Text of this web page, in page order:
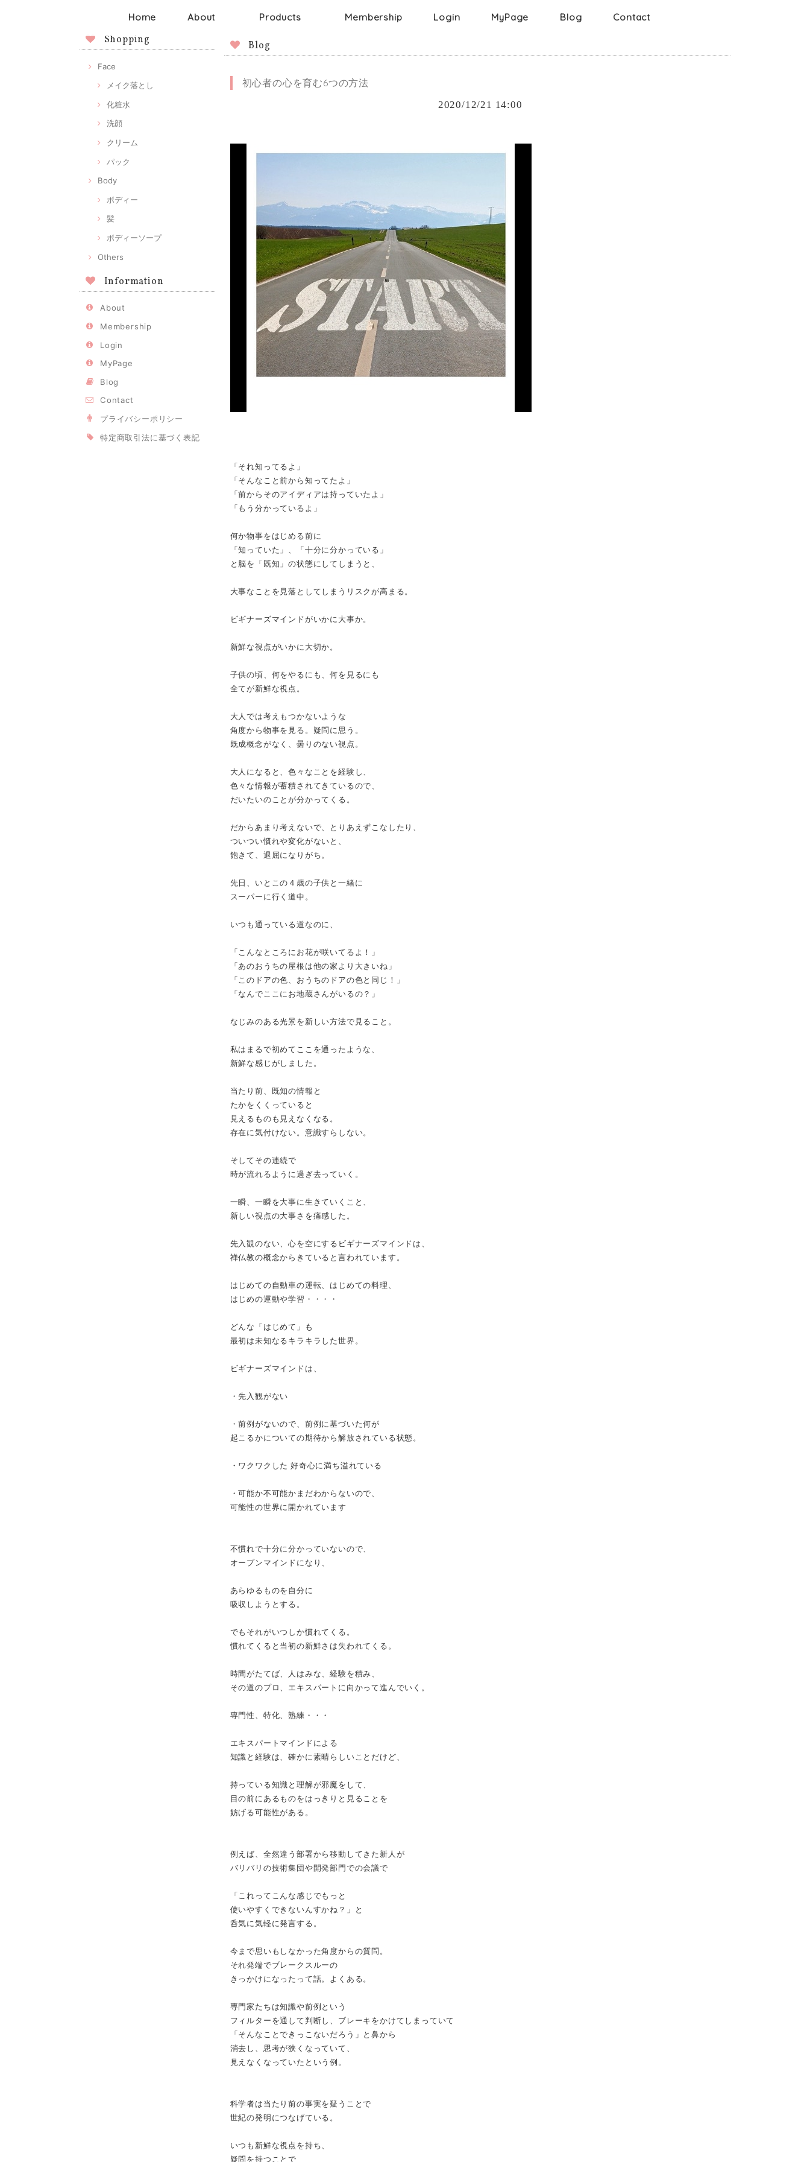
Home About Products
Face
洗顔
クリーム
Body
髪
ボディーソープ
Membership Login MyPage Blog Contact
Shopping
Face
メイク落とし
化粧水
洗顔
クリーム
パック
Body
ボディー
髪
ボディーソープ
Others
Information
About
Membership
Login
MyPage
Blog
Contact
プライバシーポリシー
特定商取引法に基づく表記
Blog
初心者の心を育む6つの方法
2020/12/21 14:00
「それ知ってるよ」
「そんなこと前から知ってたよ」
「前からそのアイディアは持っていたよ」
「もう分かっているよ」
何か物事をはじめる前に
「知っていた」、「十分に分かっている」
と脳を「既知」の状態にしてしまうと、
大事なことを見落としてしまうリスクが高まる。
ビギナーズマインドがいかに大事か。
新鮮な視点がいかに大切か。
子供の頃、何をやるにも、何を見るにも
全てが新鮮な視点。
大人では考えもつかないような
角度から物事を見る。疑問に思う。
既成概念がなく、曇りのない視点。
大人になると、色々なことを経験し、
色々な情報が蓄積されてきているので、
だいたいのことが分かってくる。
だからあまり考えないで、とりあえずこなしたり、
ついつい慣れや変化がないと、
飽きて、退屈になりがち。
先日、いとこの４歳の子供と一緒に
スーパーに行く道中。
いつも通っている道なのに、
「こんなところにお花が咲いてるよ！」
「あのおうちの屋根は他の家より大きいね」
「このドアの色、おうちのドアの色と同じ！」
「なんでここにお地蔵さんがいるの？」
なじみのある光景を新しい方法で見ること。
私はまるで初めてここを通ったような、
新鮮な感じがしました。
当たり前、既知の情報と
たかをくくっていると
見えるものも見えなくなる。
存在に気付けない。意識すらしない。
そしてその連続で
時が流れるように過ぎ去っていく。
一瞬、一瞬を大事に生きていくこと、
新しい視点の大事さを痛感した。
先入観のない、心を空にするビギナーズマインドは、
禅仏教の概念からきていると言われています。
はじめての自動車の運転、はじめての料理、
はじめの運動や学習・・・・
どんな「はじめて」も
最初は未知なるキラキラした世界。
ビギナーズマインドは、
・先入観がない
・前例がないので、前例に基づいた何が
起こるかについての期待から解放されている状態。
・ワクワクした 好奇心に満ち溢れている
・可能か不可能かまだわからないので、
可能性の世界に開かれています
不慣れで十分に分かっていないので、
オープンマインドになり、
あらゆるものを自分に
吸収しようとする。
でもそれがいつしか慣れてくる。
慣れてくると当初の新鮮さは失われてくる。
時間がたてば、人はみな、経験を積み、
その道のプロ、エキスパートに向かって進んでいく。
専門性、特化、熟練・・・
エキスパートマインドによる
知識と経験は、確かに素晴らしいことだけど、
持っている知識と理解が邪魔をして、
目の前にあるものをはっきりと見ることを
妨げる可能性がある。
例えば、全然違う部署から移動してきた新人が
バリバリの技術集団や開発部門での会議で
「これってこんな感じでもっと
使いやすくできないんすかね？」と
呑気に気軽に発言する。
今まで思いもしなかった角度からの質問。
それ発端でブレークスルーの
きっかけになったって話。よくある。
専門家たちは知識や前例という
フィルターを通して判断し、ブレーキをかけてしまっていて
「そんなことできっこないだろう」と鼻から
消去し、思考が狭くなっていて、
見えなくなっていたという例。
科学者は当たり前の事実を疑うことで
世紀の発明につなげている。
いつも新鮮な視点を持ち、
疑問を持つことで